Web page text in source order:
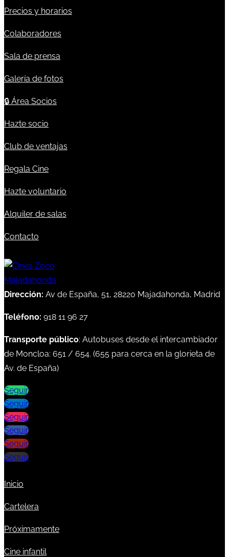
Precios y horarios
Colaboradores
Sala de prensa
Galería de fotos
🔒 Área Socios
Hazte socio
Club de ventajas
Regala Cine
Hazte voluntario
Alquiler de salas
Contacto
Dirección: Av de España, 51, 28220 Majadahonda, Madrid
Teléfono: 918 11 96 27
Transporte público: Autobuses desde el intercambiador
de Moncloa: 651 / 654. (655 para cerca en la glorieta de
Av. de España)
Seguir
Seguir
Seguir
Seguir
Seguir
Seguir
Inicio
Cartelera
Próximamente
Cine infantil